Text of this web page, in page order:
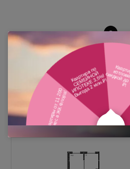
Похожие планировки